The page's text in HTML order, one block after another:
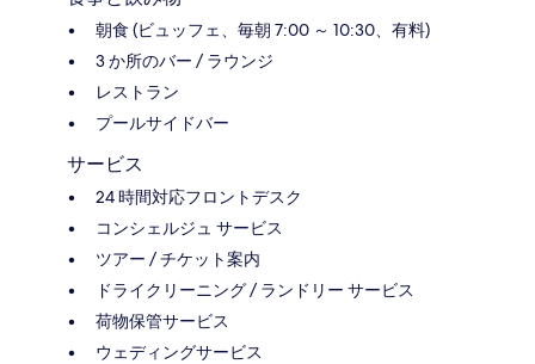
朝食 (ビュッフェ、毎朝 7:00 ～ 10:30、有料)
3 か所のバー / ラウンジ
レストラン
プールサイドバー
サービス
24 時間対応フロントデスク
コンシェルジュ サービス
ツアー / チケット案内
ドライクリーニング / ランドリー サービス
荷物保管サービス
ウェディングサービス